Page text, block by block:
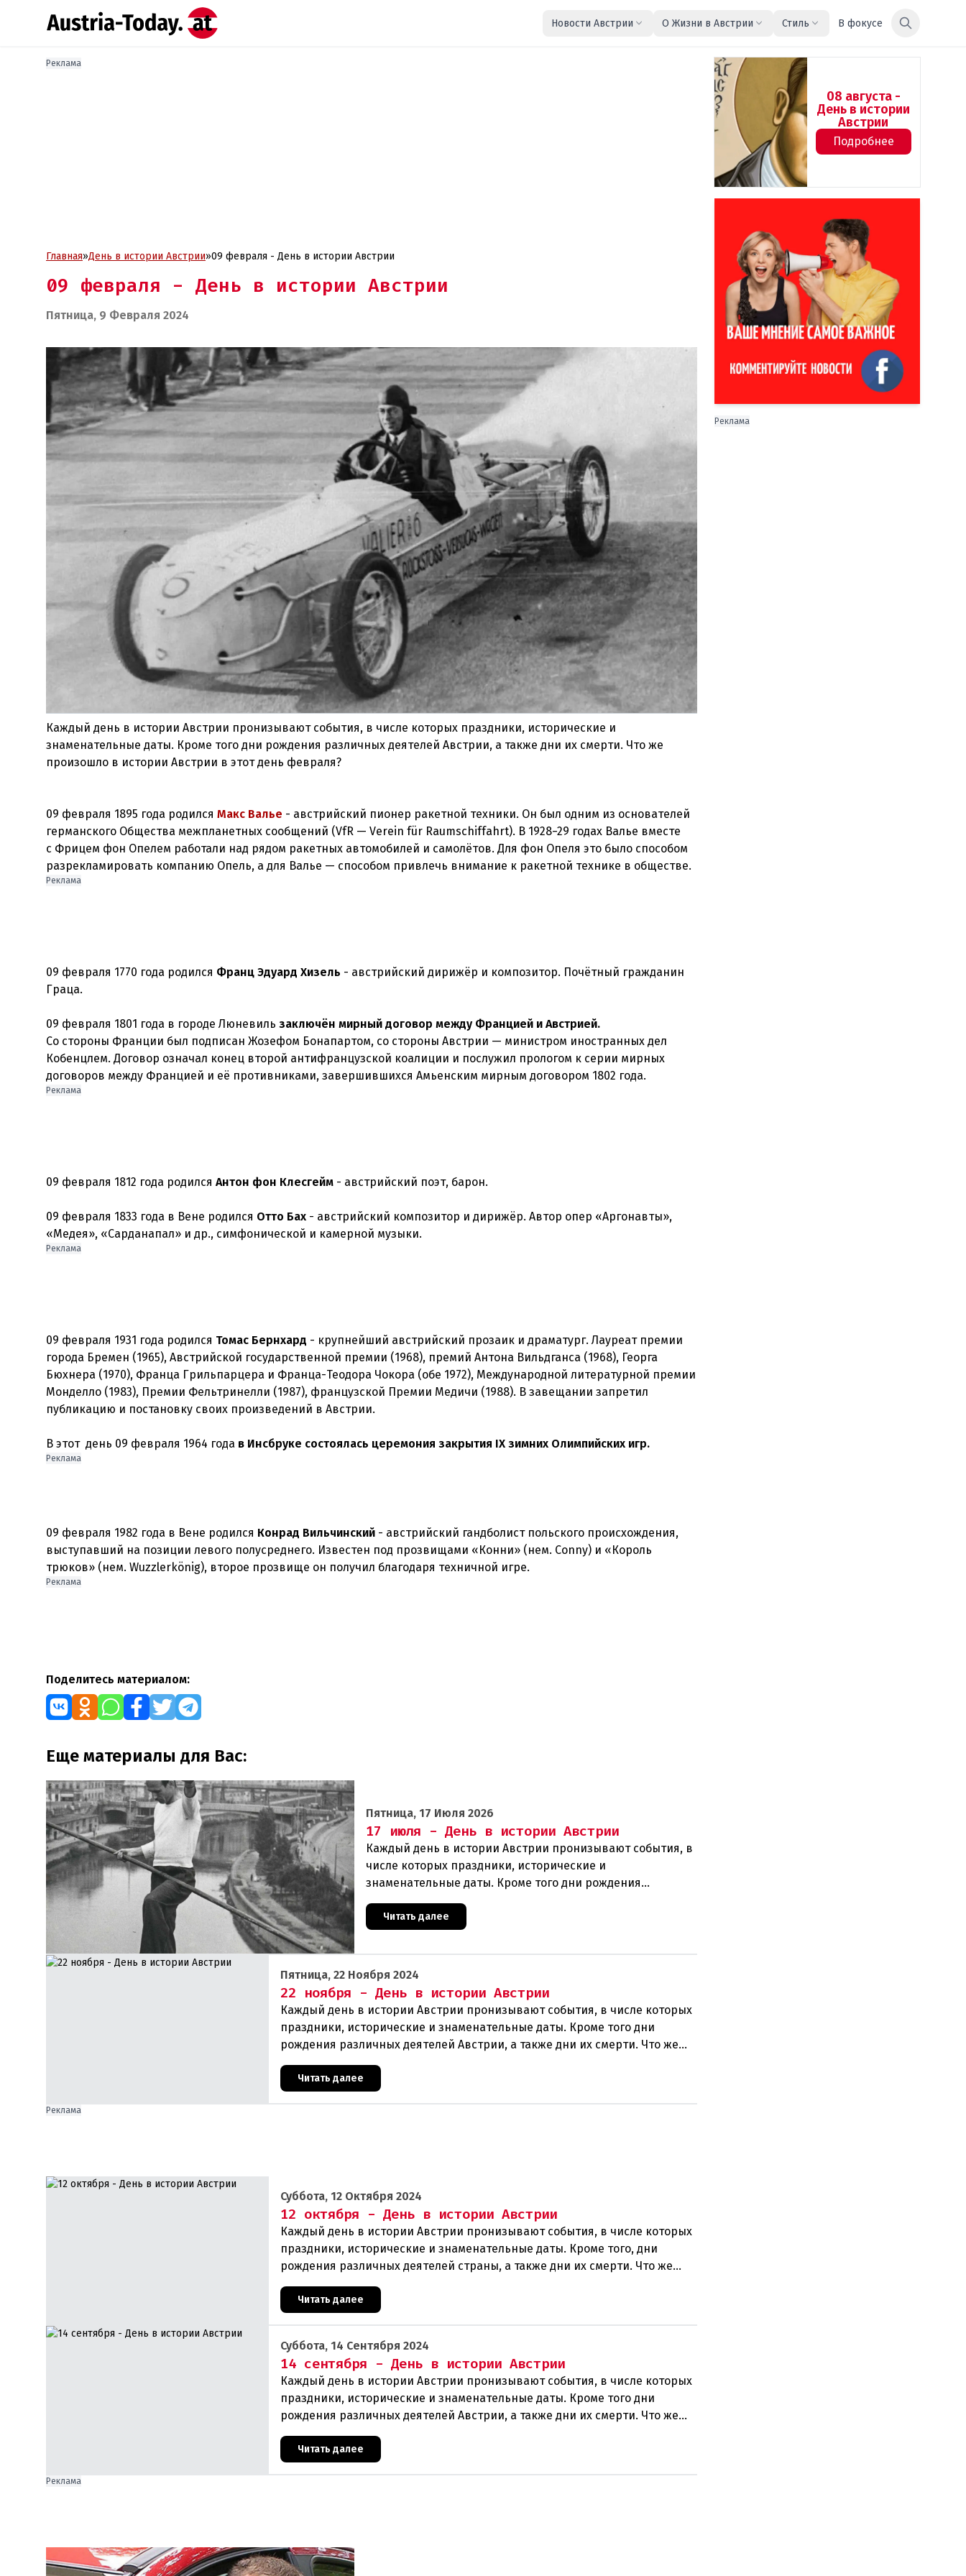
Новости Австрии О Жизни в Австрии Стиль В фокусе
Реклама
Главная»День в истории Австрии»09 февраля - День в истории Австрии
09 февраля - День в истории Австрии
Пятница, 9 Февраля 2024
Каждый день в истории Австрии пронизывают события, в числе которых праздники, исторические и
знаменательные даты. Кроме того дни рождения различных деятелей Австрии, а также дни их смерти. Что же
произошло в истории Австрии в этот день февраля?
09 февраля 1895 года родился Макс Валье - австрийский пионер ракетной техники. Он был одним из основателей
германского Общества межпланетных сообщений (VfR — Verein für Raumschiffahrt). В 1928−29 годах Валье вместе
с Фрицем фон Опелем работали над рядом ракетных автомобилей и самолётов. Для фон Опеля это было способом
разрекламировать компанию Опель, а для Валье — способом привлечь внимание к ракетной технике в обществе.
Реклама
09 февраля 1770 года родился Франц Эдуард Хизель - австрийский дирижёр и композитор. Почётный гражданин
Граца.
09 февраля 1801 года в городе Люневиль заключён мирный договор между Францией и Австрией.
Со стороны Франции был подписан Жозефом Бонапартом, со стороны Австрии — министром иностранных дел
Кобенцлем. Договор означал конец второй антифранцузской коалиции и послужил прологом к серии мирных
договоров между Францией и её противниками, завершившихся Амьенским мирным договором 1802 года.
Реклама
09 февраля 1812 года родился Антон фон Клесгейм - австрийский поэт, барон.
09 февраля 1833 года в Вене родился Отто Бах - австрийский композитор и дирижёр. Автор опер «Аргонавты»,
«Медея», «Сарданапал» и др., симфонической и камерной музыки.
Реклама
09 февраля 1931 года родился Томас Бернхард - крупнейший австрийский прозаик и драматург. Лауреат премии
города Бремен (1965), Австрийской государственной премии (1968), премий Антона Вильдганса (1968), Георга
Бюхнера (1970), Франца Грильпарцера и Франца-Теодора Чокора (обе 1972), Международной литературной премии
Монделло (1983), Премии Фельтринелли (1987), французской Премии Медичи (1988). В завещании запретил
публикацию и постановку своих произведений в Австрии.
В этот день 09 февраля 1964 года в Инсбруке состоялась церемония закрытия IX зимних Олимпийских игр.
Реклама
09 февраля 1982 года в Вене родился Конрад Вильчинский - австрийский гандболист польского происхождения,
выступавший на позиции левого полусреднего. Известен под прозвищами «Конни» (нем. Conny) и «Король
трюков» (нем. Wuzzlerkönig), второе прозвище он получил благодаря техничной игре.
Реклама
Поделитесь материалом:
Еще материалы для Вас:
Пятница, 17 Июля 2026
17 июля - День в истории Австрии
Каждый день в истории Австрии пронизывают события, в
числе которых праздники, исторические и
знаменательные даты. Кроме того дни рождения
же произ
Читать далее
Пятница, 22 Ноября 2024
22 ноября - День в истории Австрии
Каждый день в истории Австрии пронизывают события, в числе которых
праздники, исторические и знаменательные даты. Кроме того дни
рождения различных деятелей Австрии, а также дни их смерти. Что же
прои
Читать далее
Реклама
Суббота, 12 Октября 2024
12 октября - День в истории Австрии
Каждый день в истории Австрии пронизывают события, в числе которых
праздники, исторические и знаменательные даты. Кроме того, дни
рождения различных деятелей страны, а также дни их смерти. Что же
прои
Читать далее
Суббота, 14 Сентября 2024
14 сентября - День в истории Австрии
Каждый день в истории Австрии пронизывают события, в числе которых
праздники, исторические и знаменательные даты. Кроме того дни
рождения различных деятелей Австрии, а также дни их смерти. Что же
прои
Читать далее
Реклама
08 августа -
День в истории
Австрии
Подробнее
Реклама